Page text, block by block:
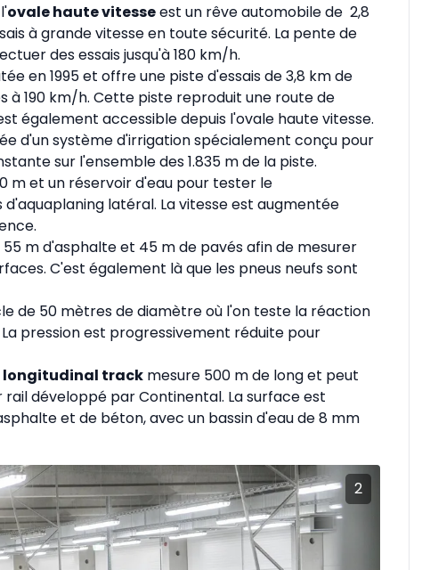
ovale haute vitesseest un rêve automobile de 2,8
à grande vitesse en toute sécurité. La pente de
des essais jusqu'à 180 km/h.
en 1995 et offre une piste d'essais de 3,8 km de
à 190 km/h. Cette piste reproduit une route de
également accessible depuis l'ovale haute vitesse.
d'un système d'irrigation spécialement conçu pour
sur l'ensemble des 1.835 m de la piste.
m et un réservoir d'eau pour tester le
latéral. La vitesse est augmentée
m d'asphalte et 45 m de pavés afin de mesurer
C'est également là que les pneus neufs sont
de 50 mètres de diamètre où l'on teste la réaction
pression est progressivement réduite pour
longitudinal track mesure 500 m de long et peut
rail développé par Continental. La surface est
et de béton, avec un bassin d'eau de 8 mm
2